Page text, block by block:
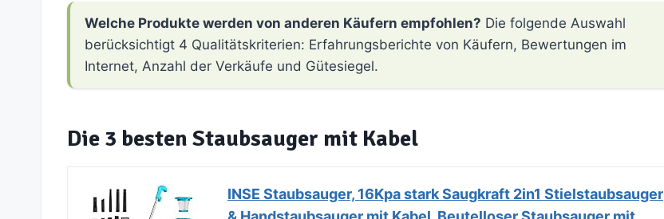
Welche Produkte werden von anderen Käufern empfohlen? Die folgende Auswahl
berücksichtigt 4 Qualitätskriterien: Erfahrungsberichte von Käufern, Bewertungen im
Internet, Anzahl der Verkäufe und Gütesiegel.
Die 3 besten Staubsauger mit Kabel
INSE Staubsauger, 16Kpa stark Saugkraft 2in1 Stielstaubsauger